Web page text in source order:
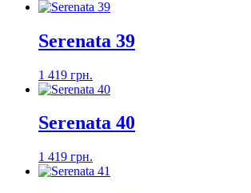
Serenata 39
1 419 грн.
Serenata 40
1 419 грн.